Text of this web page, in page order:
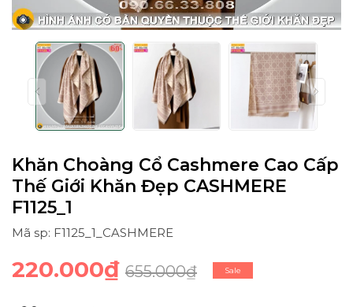
Khăn Choàng Cổ Cashmere Cao Cấp
Thế Giới Khăn Đẹp CASHMERE
F1125_1
Mã sp: F1125_1_CASHMERE
220.000₫ 655.000₫ Sale